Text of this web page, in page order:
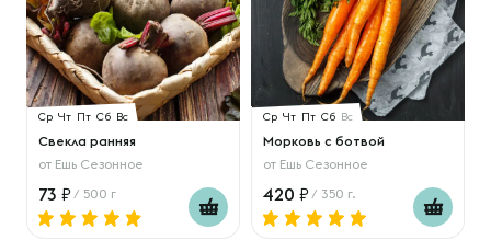
Ср Чт Пт Сб Вс
Свекла ранняя
от Ешь Сезонное
73 / 500 г
Ср Чт Пт Сб Вс
Морковь с ботвой
от Ешь Сезонное
420 / 350 г.